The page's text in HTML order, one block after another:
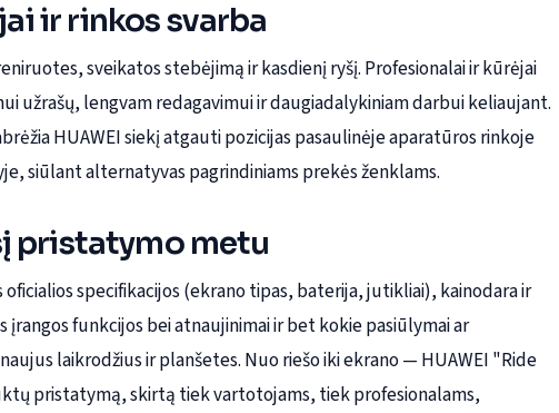
ir rinkos svarba
sveikatos stebėjimą ir kasdienį ryšį. Profesionalai ir kūrėjai
užrašų, lengvam redagavimui ir daugiadalykiniam darbui keliaujant.
HUAWEI siekį atgauti pozicijas pasaulinėje aparatūros rinkoje
siūlant alternatyvas pagrindiniams prekės ženklams.
pristatymo metu
specifikacijos (ekrano tipas, baterija, jutikliai), kainodara ir
įrangos funkcijos bei atnaujinimai ir bet kokie pasiūlymai ar
laikrodžius ir planšetes. Nuo riešo iki ekrano — HUAWEI "Ride
pristatymą, skirtą tiek vartotojams, tiek profesionalams,